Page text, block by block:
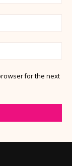
for the next